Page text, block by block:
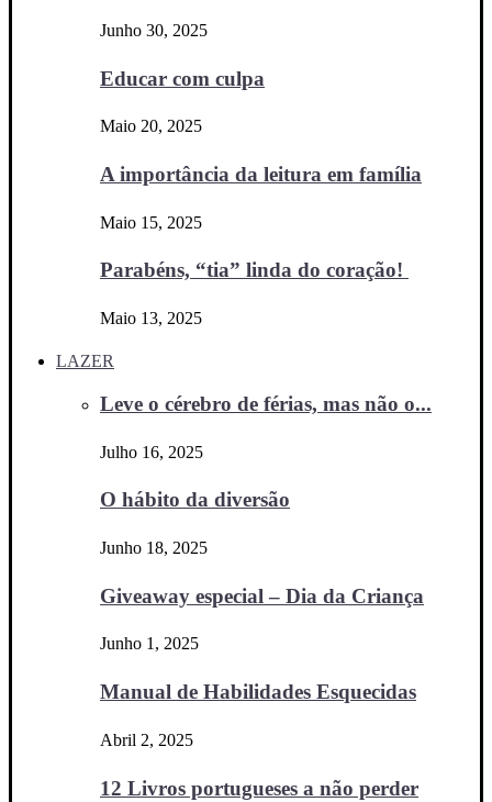
Junho 30, 2025
Educar com culpa
Maio 20, 2025
A importância da leitura em família
Maio 15, 2025
Parabéns, “tia” linda do coração!
Maio 13, 2025
LAZER
Leve o cérebro de férias, mas não o...
Julho 16, 2025
O hábito da diversão
Junho 18, 2025
Giveaway especial – Dia da Criança
Junho 1, 2025
Manual de Habilidades Esquecidas
Abril 2, 2025
12 Livros portugueses a não perder